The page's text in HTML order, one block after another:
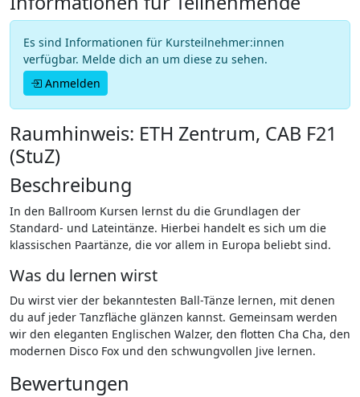
Es sind Informationen für Kursteilnehmer:innen
verfügbar. Melde dich an um diese zu sehen.
Anmelden
Raumhinweis: ETH Zentrum, CAB F21
(StuZ)
Beschreibung
In den Ballroom Kursen lernst du die Grundlagen der
Standard- und Lateintänze. Hierbei handelt es sich um die
klassischen Paartänze, die vor allem in Europa beliebt sind.
Was du lernen wirst
Du wirst vier der bekanntesten Ball-Tänze lernen, mit denen
du auf jeder Tanzfläche glänzen kannst. Gemeinsam werden
wir den eleganten Englischen Walzer, den flotten Cha Cha, den
modernen Disco Fox und den schwungvollen Jive lernen.
Bewertungen